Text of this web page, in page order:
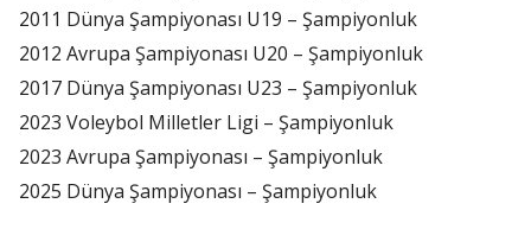
2011 Dünya Şampiyonası U19 – Şampiyonluk
2012 Avrupa Şampiyonası U20 – Şampiyonluk
2017 Dünya Şampiyonası U23 – Şampiyonluk
2023 Voleybol Milletler Ligi – Şampiyonluk
2023 Avrupa Şampiyonası – Şampiyonluk
2025 Dünya Şampiyonası – Şampiyonluk